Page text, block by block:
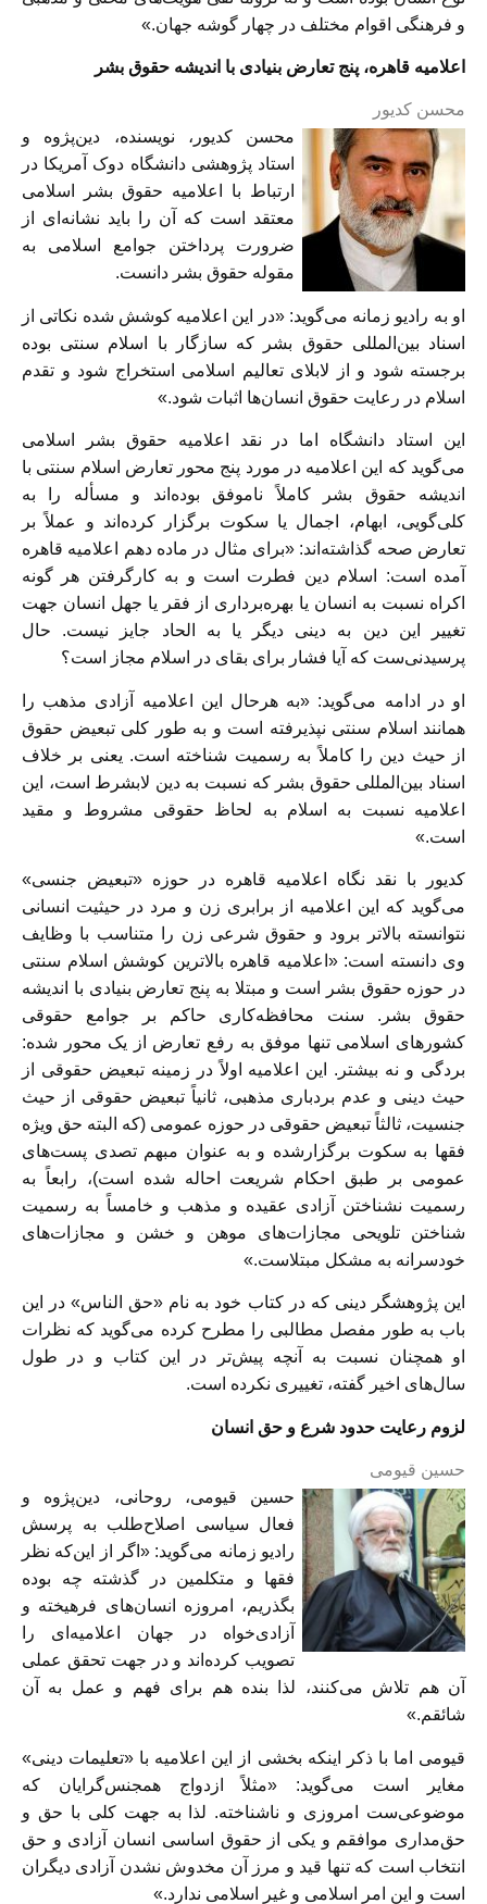
و فرهنگی اقوام مختلف در چهار گوشه جهان.»
اعلامیه قاهره، پنج تعارض بنیادی با اندیشه حقوق بشر
محسن کدیور
محسن کدیور، نویسنده، دین‌پژوه و
استاد پژوهشی دانشگاه دوک آمریکا در
ارتباط با اعلامیه‌ حقوق بشر اسلامی
معتقد است که آن را باید نشانه‌ای از
ضرورت پرداختن جوامع اسلامی به
مقوله حقوق بشر دانست.
او به رادیو زمانه می‌گوید: «در این اعلامیه کوشش شده نکاتی از
اسناد بین‌المللی حقوق بشر که سازگار با اسلام سنتی بوده
برجسته شود و از لابلای تعالیم اسلامی استخراج شود و تقدم
اسلام در رعایت حقوق انسان‌ها اثبات شود.»
این استاد دانشگاه اما در نقد اعلامیه حقوق بشر اسلامی
می‌گوید که این اعلامیه در مورد پنج محور تعارض اسلام سنتی با
اندیشه حقوق بشر کاملاً ناموفق بوده‌اند و مسأله را به
کلی‌گویی، ابهام، اجمال یا سکوت برگزار کرده‌اند و عملاً بر
تعارض صحه گذاشته‌اند: «برای مثال در ماده دهم اعلامیه قاهره
آمده است: اسلام دین فطرت است و به کارگرفتن هر گونه
اکراه نسبت به انسان یا بهره‌برداری از فقر یا جهل انسان جهت
تغییر این دین به دینی دیگر یا به الحاد جایز نیست. حال
پرسیدنی‌ست که آیا فشار برای بقای در اسلام مجاز است؟
او در ادامه می‌گوید: «به هرحال این اعلامیه آزادی مذهب را
همانند اسلام سنتی نپذیرفته است و به طور کلی تبعیض حقوق
از حیث دین را کاملاً به رسمیت شناخته است. یعنی بر خلاف
اسناد بین‌المللی حقوق بشر که نسبت به دین لابشرط است، این
اعلامیه نسبت به اسلام به لحاظ حقوقی مشروط و مقید
است.»
کدیور با نقد نگاه اعلامیه قاهره در حوزه «تبعیض جنسی»
می‌گوید که این اعلامیه از برابری زن و مرد در حیثیت انسانی
نتوانسته بالا‌تر برود و حقوق شرعی زن را متناسب با وظایف
وی دانسته است: «اعلامیه قاهره بالا‌ترین کوشش اسلام سنتی
در حوزه حقوق بشر است و مبتلا به پنج تعارض بنیادی با اندیشه
حقوق بشر. سنت محافظه‌کاری حاکم بر جوامع حقوقی
کشورهای اسلامی تنها موفق به رفع تعارض از یک محور شده:
بردگی و نه بیشتر. این اعلامیه اولاً در زمینه تبعیض حقوقی از
حیث دینی و عدم بردباری مذهبی، ثانیاً تبعیض حقوقی از حیث
جنسیت، ثالثاً تبعیض حقوقی در حوزه عمومی (که البته حق ویژه
فقها به سکوت برگزارشده و به عنوان مبهم تصدی پست‌های
عمومی بر طبق احکام شریعت احاله شده است)، رابعاً به
رسمیت نشناختن آزادی عقیده و مذهب و خامساً به رسمیت
شناختن تلویحی مجازات‌های موهن و خشن و مجازات‌های
خودسرانه به مشکل مبتلاست.»
این پژوهشگر دینی که در کتاب خود به نام «حق الناس» در این
باب به طور مفصل مطالبی را مطرح کرده می‌گوید که نظرات
او همچنان نسبت به آنچه پیش‌تر در این کتاب و در طول
سال‌های اخیر گفته، تغییری نکرده است.
لزوم رعایت حدود شرع و حق انسان
حسین قیومی
حسین قیومی، روحانی، دین‌پژوه و
فعال سیاسی اصلاح‌طلب به پرسش
رادیو زمانه می‌گوید: «اگر از این‌که نظر
فقها و متکلمین در گذشته چه بوده
بگذریم، امروزه انسان‌های فرهیخته و
آزادی‌خواه در جهان اعلامیه‌ای را
تصویب کرده‌اند و در جهت تحقق عملی
آن هم تلاش می‌کنند، لذا بنده هم برای فهم و عمل به آن
شائقم.»
قیومی اما با ذکر اینکه بخشی از این اعلامیه با «تعلیمات دینی»
مغایر است می‌گوید: «مثلاً ازدواج همجنس‌گرایان که
موضوعی‌ست امروزی و ناشناخته. لذا به جهت کلی با حق و
حق‌مداری موافقم و یکی از حقوق اساسی انسان آزادی و حق
انتخاب است که تنها قید و مرز آن مخدوش نشدن آزادی دیگران
است و این امر اسلامی و غیر اسلامی ندارد.»